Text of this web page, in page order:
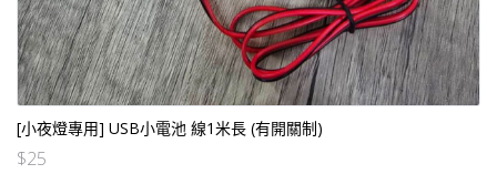
[小夜燈專用] USB小電池 線1米長 (有開關制)
$25